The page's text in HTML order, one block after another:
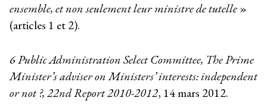
ensemble, et non seulement leur ministre de tutelle»
(articles 1 et 2).
6Public Administration Select Committee, The Prime
Minister’s adviser on Ministers’ interests: independent
or not ?, 22ndReport 2010-2012, 14 mars 2012.